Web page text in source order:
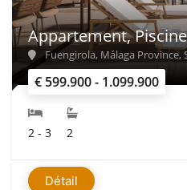
€ 599.900 - 1.099.900
Appartement,
Fuengirola, Málaga Province,
2 - 3 2
Détail